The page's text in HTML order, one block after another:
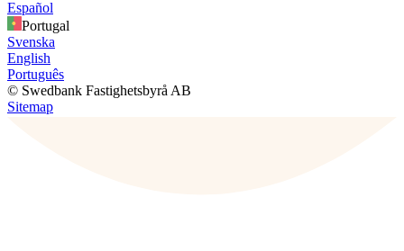
Español
Portugal
Svenska
English
Português
© Swedbank Fastighetsbyrå AB
Sitemap